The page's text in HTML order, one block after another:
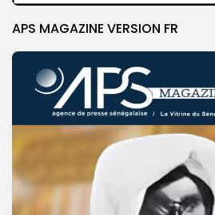
APS MAGAZINE VERSION FR